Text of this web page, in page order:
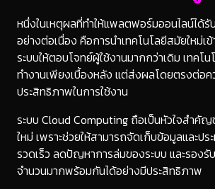
หนึ่งในเหตุผลที่ทำให้แพลตฟอร์มออนไลน์ได้
อย่างต่อเนื่อง คือการนำเทคโนโลยีสมัยใหม่
ระบบให้ตอบโจทย์ผู้ใช้งานมากกว่าเดิม เทคโน
ทำงานเพียงเบื้องหลัง แต่ส่งผลโดยตรงต่อค
ประสิทธิภาพในการใช้งาน
ระบบ Cloud Computing ถือเป็นหัวใจสำ
ใหม่ เพราะช่วยให้สามารถจัดเก็บข้อมูลและปร
รวดเร็ว ลดปัญหาการล่มของระบบ และรองรั
จำนวนมากพร้อมกันได้อย่างมีประสิทธิภาพ